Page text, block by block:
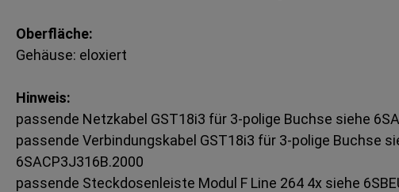
Oberfläche:
Gehäuse: eloxiert
Hinweis:
passende Netzkabel GST18i3 für 3-polige Buchse siehe
passende Verbindungskabel GST18i3 für 3-polige Buchse
6SACP3J316B.2000
passende Steckdosenleiste Modul F Line 264 4x siehe